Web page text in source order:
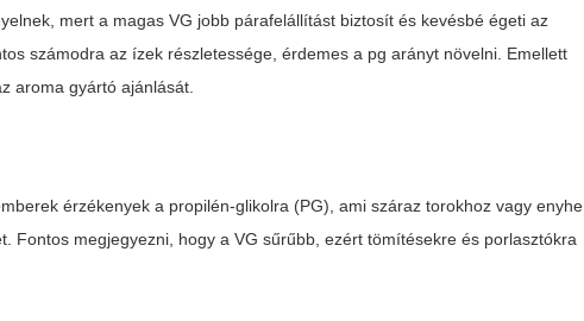
mert a magas VG jobb párafelállítást biztosít és kevésbé égeti az
számodra az ízek részletessége, érdemes a pg arányt növelni. Emellett
aroma gyártó ajánlását.
érzékenyek a propilén-glikolra (PG), ami száraz torokhoz vagy enyhe
Fontos megjegyezni, hogy a VG sűrűbb, ezért tömítésekre és porlasztókra